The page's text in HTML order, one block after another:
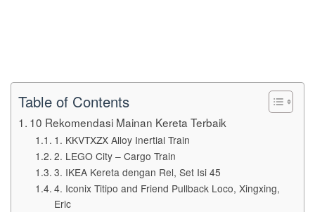
Table of Contents
10 Rekomendasi Mainan Kereta Terbaik
1. KKVTXZX Alloy Inertial Train
2. LEGO City – Cargo Train
3. IKEA Kereta dengan Rel, Set Isi 45
4. Iconix Titipo and Friend Pullback Loco, Xingxing,
Eric